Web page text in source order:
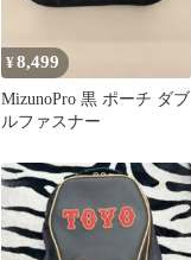
¥8,499
MizunoPro 黒 ポーチ ダブ
ルファスナー